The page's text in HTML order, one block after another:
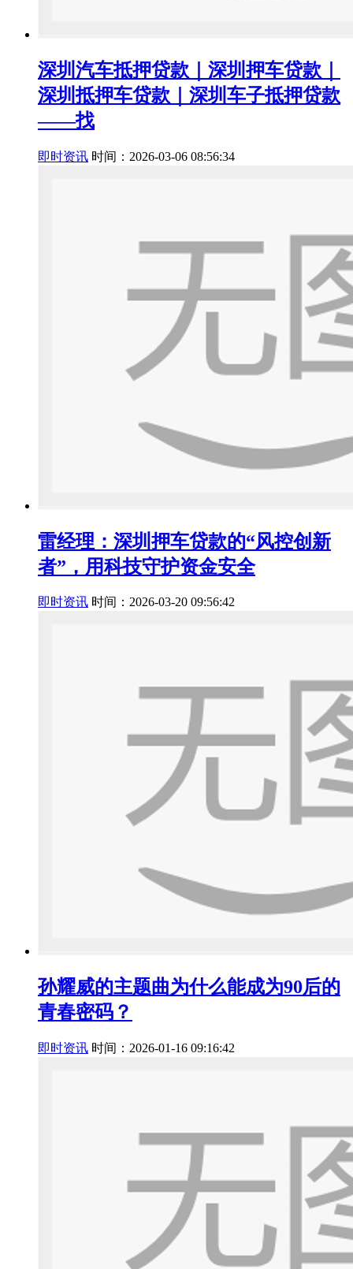
深圳汽车抵押贷款｜深圳押车贷款｜
深圳抵押车贷款｜深圳车子抵押贷款
——找
即时资讯 时间：2026-03-06 08:56:34
雷经理：深圳押车贷款的“风控创新
者”，用科技守护资金安全
即时资讯 时间：2026-03-20 09:56:42
孙耀威的主题曲为什么能成为90后的
青春密码？
即时资讯 时间：2026-01-16 09:16:42